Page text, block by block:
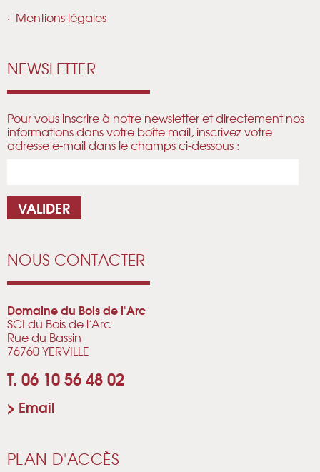
Mentions légales
NEWSLETTER
Pour vous inscrire à notre newsletter et directement nos
informations dans votre boîte mail, inscrivez votre
adresse e-mail dans le champs ci-dessous :
NOUS CONTACTER
Domaine du Bois de l'Arc
SCI du Bois de l’Arc
Rue du Bassin
76760 YERVILLE
T. 06 10 56 48 02
> Email
PLAN D'ACCÈS